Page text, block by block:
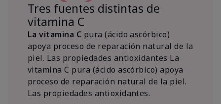
Tres fuentes distintas de
vitamina C
La vitamina C pura (ácido ascórbico)
apoya proceso de reparación natural de la
piel. Las propiedades antioxidantes La
vitamina C pura (ácido ascórbico) apoya
proceso de reparación natural de la piel.
Las propiedades antioxidantes.